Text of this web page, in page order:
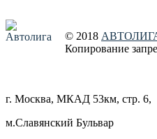
© 2018
Копирование
г. Москва, МКАД 53км, стр. 6,
м.Славянский Бульвар